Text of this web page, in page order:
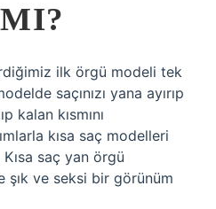
ilk örgü modeli tek
saçınızı yana ayırıp
kalan kısmını
kısa saç modelleri
saç yan örgü
şık ve seksi bir görünüm